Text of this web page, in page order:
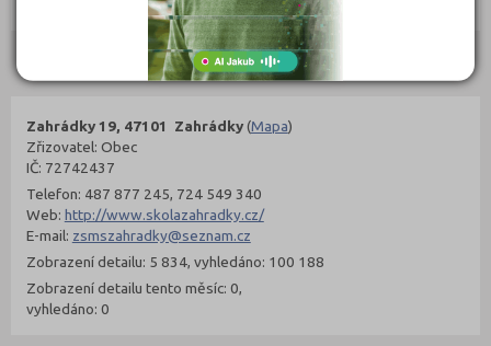
Objednat
Zahrádky 19, 47101 Zahrádky(Mapa)
Zřizovatel: Obec
IČ: 72742437
Telefon: 487 877 245, 724 549 340
Web: http://www.skolazahradky.cz/
E-mail: zsmszahradky@seznam.cz
Zobrazení detailu: 5 834, vyhledáno: 100 188
Zobrazení detailu tento měsíc: 0,
vyhledáno: 0